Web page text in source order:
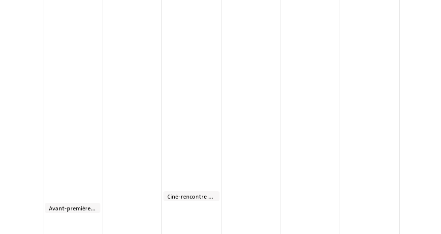
21:00 Avant-première : HOW TO HAVE SEX
20:30 Ciné-rencontre / avant-première : Le syndrome des amours passées // Ann Sirot